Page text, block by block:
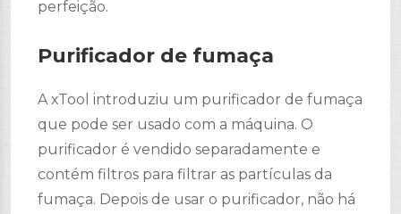
perfeição.
Purificador de fumaça
A xTool introduziu um purificador de fumaça
que pode ser usado com a máquina. O
purificador é vendido separadamente e
contém filtros para filtrar as partículas da
fumaça. Depois de usar o purificador, não há